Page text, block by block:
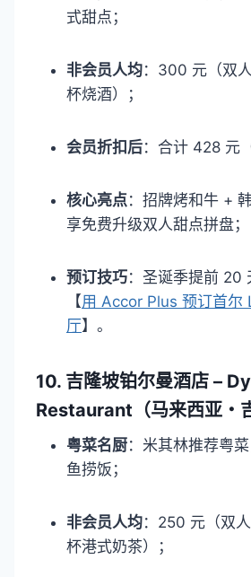
式甜点；​
非会员人均：300 元（双
杯烧酒）；​
会员折扣后：合计 428 元
核心亮点：招牌烤和牛 +
享免费升级双人甜点拼盘；​
预订技巧：圣诞季提前 20
【用 Accor Plus 预订首
厅】。​
10. 吉隆坡铂尔曼酒店 –
Restaurant（马来西亚・
粤菜名厨：米其林推荐粤
鱼捞饭；​
非会员人均：250 元（双
杯港式奶茶）；​